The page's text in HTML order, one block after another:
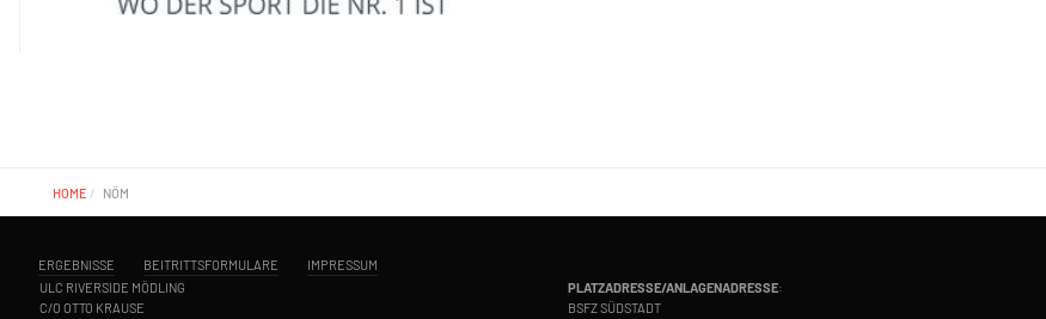
HOME NÖM
ERGEBNISSE BEITRITTSFORMULARE
IMPRESSUM
ULC RIVERSIDE MÖDLING
C/O OTTO KRAUSE
PLATZADRESSE/ANLAGENADRESSE:
BSFZ SÜDSTADT